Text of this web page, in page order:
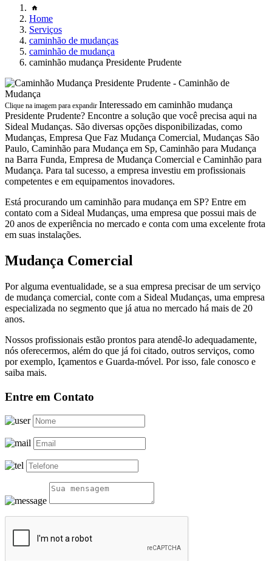
Home
Serviços
caminhão de mudanças
caminhão de mudança
caminhão mudança Presidente Prudente
Clique na imagem para expandir Interessado em caminhão mudança
Presidente Prudente? Encontre a solução que você precisa aqui na
Sideal Mudanças. São diversas opções disponibilizadas, como
Mudanças, Empresa Que Faz Mudança Comercial, Mudanças São
Paulo, Caminhão para Mudança em Sp, Caminhão para Mudança
na Barra Funda, Empresa de Mudança Comercial e Caminhão para
Mudança. Para tal sucesso, a empresa investiu em profissionais
competentes e em equipamentos inovadores.
Está procurando um caminhão para mudança em SP? Entre em
contato com a Sideal Mudanças, uma empresa que possui mais de
20 anos de experiência no mercado e conta com uma excelente frota
em suas instalações.
Mudança Comercial
Por alguma eventualidade, se a sua empresa precisar de um serviço
de mudança comercial, conte com a Sideal Mudanças, uma empresa
especializada no segmento que já atua no mercado há mais de 20
anos.
Nossos profissionais estão prontos para atendê-lo adequadamente,
nós oferecermos, além do que já foi citado, outros serviços, como
por exemplo, Içamentos e Guarda-móvel. Por isso, fale conosco e
saiba mais.
Entre em Contato